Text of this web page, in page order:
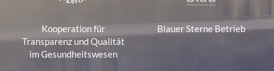
Kooperation für
Transparenz und Qualität
im Gesundheitswesen
Blauer Sterne Betrieb